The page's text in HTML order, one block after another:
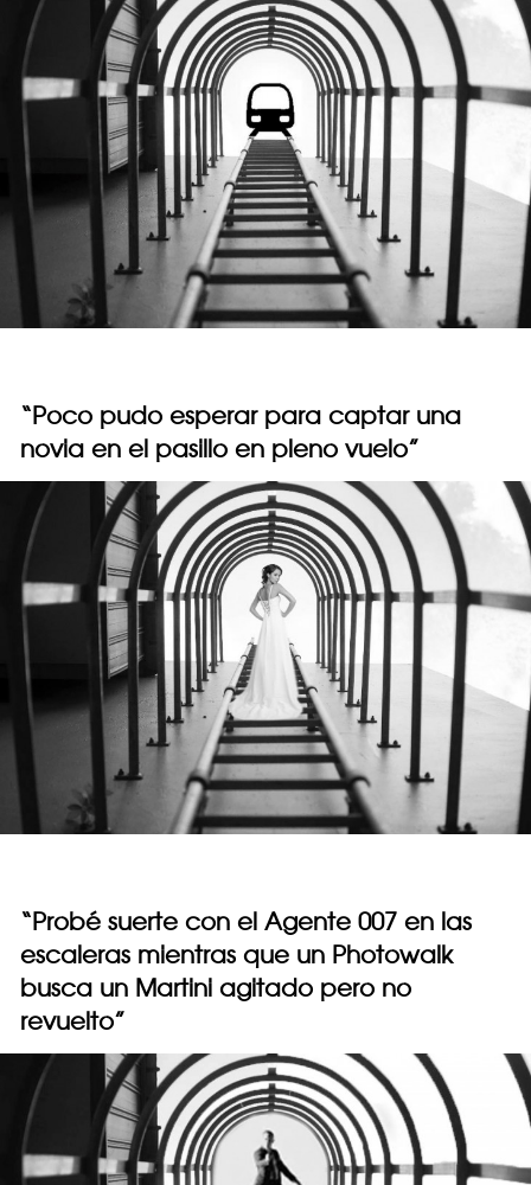
“Poco pudo esperar para captar una
novia en el pasillo en pleno vuelo”
“Probé suerte con el Agente 007 en las
escaleras mientras que un Photowalk
busca un Martini agitado pero no
revuelto”